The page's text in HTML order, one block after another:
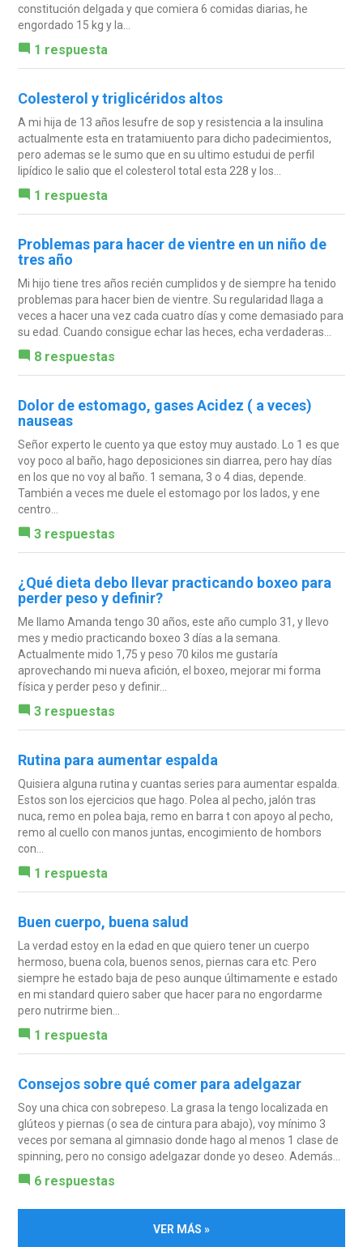
constitución delgada y que comiera 6 comidas diarias, he
engordado 15 kg y la...
1 respuesta
Colesterol y triglicéridos altos
A mi hija de 13 años lesufre de sop y resistencia a la insulina
actualmente esta en tratamiuento para dicho padecimientos,
pero ademas se le sumo que en su ultimo estudui de perfil
lipídico le salio que el colesterol total esta 228 y los...
1 respuesta
Problemas para hacer de vientre en un niño de
tres año
Mi hijo tiene tres años recién cumplidos y de siempre ha tenido
problemas para hacer bien de vientre. Su regularidad llaga a
veces a hacer una vez cada cuatro días y come demasiado para
su edad. Cuando consigue echar las heces, echa verdaderas...
8 respuestas
Dolor de estomago, gases Acidez ( a veces)
nauseas
Señor experto le cuento ya que estoy muy austado. Lo 1 es que
voy poco al baño, hago deposiciones sin diarrea, pero hay días
en los que no voy al baño. 1 semana, 3 o 4 dias, depende.
También a veces me duele el estomago por los lados, y ene
centro...
3 respuestas
¿Qué dieta debo llevar practicando boxeo para
perder peso y definir?
Me llamo Amanda tengo 30 años, este año cumplo 31, y llevo
mes y medio practicando boxeo 3 días a la semana.
Actualmente mido 1,75 y peso 70 kilos me gustaría
aprovechando mi nueva afición, el boxeo, mejorar mi forma
física y perder peso y definir...
3 respuestas
Rutina para aumentar espalda
Quisiera alguna rutina y cuantas series para aumentar espalda.
Estos son los ejercicios que hago. Polea al pecho, jalón tras
nuca, remo en polea baja, remo en barra t con apoyo al pecho,
remo al cuello con manos juntas, encogimiento de hombors
con...
1 respuesta
Buen cuerpo, buena salud
La verdad estoy en la edad en que quiero tener un cuerpo
hermoso, buena cola, buenos senos, piernas cara etc. Pero
siempre he estado baja de peso aunque últimamente e estado
en mi standard quiero saber que hacer para no engordarme
pero nutrirme bien...
1 respuesta
Consejos sobre qué comer para adelgazar
Soy una chica con sobrepeso. La grasa la tengo localizada en
glúteos y piernas (o sea de cintura para abajo), voy mínimo 3
veces por semana al gimnasio donde hago al menos 1 clase de
spinning, pero no consigo adelgazar donde yo deseo. Además...
6 respuestas
VER MÁS »